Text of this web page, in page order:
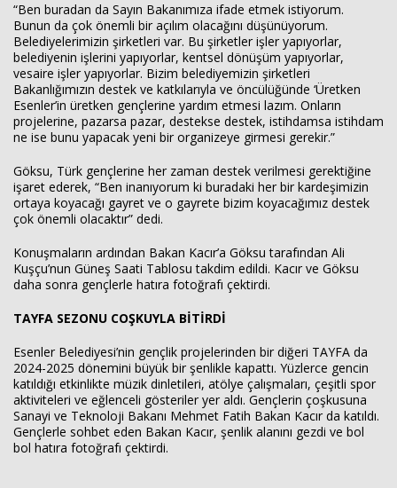
“Ben buradan da Sayın Bakanımıza ifade etmek istiyorum.
Bunun da çok önemli bir açılım olacağını düşünüyorum.
Belediyelerimizin şirketleri var. Bu şirketler işler yapıyorlar,
belediyenin işlerini yapıyorlar, kentsel dönüşüm yapıyorlar,
vesaire işler yapıyorlar. Bizim belediyemizin şirketleri
Bakanlığımızın destek ve katkılarıyla ve öncülüğünde ‘Üretken
Esenler’in üretken gençlerine yardım etmesi lazım. Onların
projelerine, pazarsa pazar, destekse destek, istihdamsa istihdam
ne ise bunu yapacak yeni bir organizeye girmesi gerekir.”
Göksu, Türk gençlerine her zaman destek verilmesi gerektiğine
işaret ederek, “Ben inanıyorum ki buradaki her bir kardeşimizin
ortaya koyacağı gayret ve o gayrete bizim koyacağımız destek
çok önemli olacaktır” dedi.
Konuşmaların ardından Bakan Kacır’a Göksu tarafından Ali
Kuşçu’nun Güneş Saati Tablosu takdim edildi. Kacır ve Göksu
daha sonra gençlerle hatıra fotoğrafı çektirdi.
TAYFA SEZONU COŞKUYLA BİTİRDİ
Esenler Belediyesi’nin gençlik projelerinden bir diğeri TAYFA da
2024-2025 dönemini büyük bir şenlikle kapattı. Yüzlerce gencin
katıldığı etkinlikte müzik dinletileri, atölye çalışmaları, çeşitli spor
aktiviteleri ve eğlenceli gösteriler yer aldı. Gençlerin çoşkusuna
Sanayi ve Teknoloji Bakanı Mehmet Fatih Bakan Kacır da katıldı.
Gençlerle sohbet eden Bakan Kacır, şenlik alanını gezdi ve bol
bol hatıra fotoğrafı çektirdi.